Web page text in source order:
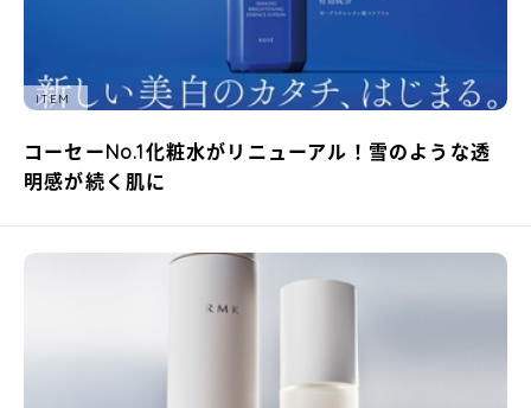
ITEM
コーセーNo.1化粧水がリニューアル！雪のような透
明感が続く肌に